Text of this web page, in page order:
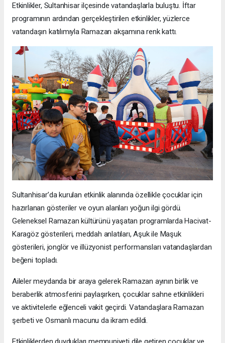
Etkinlikler, Sultanhisar ilçesinde vatandaşlarla buluştu. İftar
programının ardından gerçekleştirilen etkinlikler, yüzlerce
vatandaşın katılımıyla Ramazan akşamına renk kattı.
Sultanhisar’da kurulan etkinlik alanında özellikle çocuklar için
hazırlanan gösteriler ve oyun alanları yoğun ilgi gördü.
Geleneksel Ramazan kültürünü yaşatan programlarda Hacivat-
Karagöz gösterileri, meddah anlatıları, Aşuk ile Maşuk
gösterileri, jonglör ve illüzyonist performansları vatandaşlardan
beğeni topladı.
Aileler meydanda bir araya gelerek Ramazan ayının birlik ve
beraberlik atmosferini paylaşırken, çocuklar sahne etkinlikleri
ve aktivitelerle eğlenceli vakit geçirdi. Vatandaşlara Ramazan
şerbeti ve Osmanlı macunu da ikram edildi.